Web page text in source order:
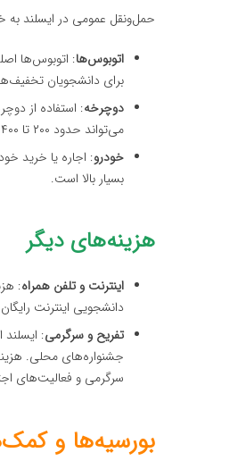
حمل‌ونقل عمومی در ایسلند به
اتوبوس‌ها
برای دانشجویان
دوچرخه: استفاده از
می‌تواند حدود ۲۰۰ تا ۴۰۰ یورو هزینه داشته باشد.
خودرو: اجاره یا خرید
بسیار بالا است.
هزینه‌های دیگر
اینترنت و تلفن همراه
دانشجویی اینترنت
تفریح و سرگرمی:
سرگرمی و فعالیت‌های
بورسیه‌ها و